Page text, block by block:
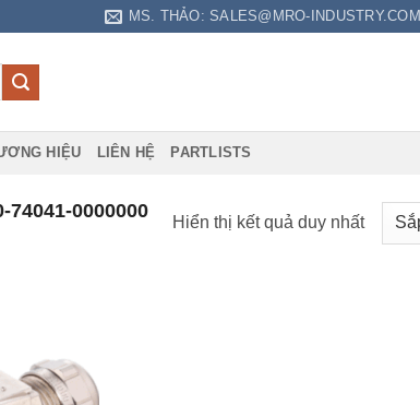
MS. THẢO: SALES@MRO-INDUSTRY.COM
HIỆU LIÊN HỆ PARTLISTS
74041-0000000
Hiển thị kết quả duy nhất